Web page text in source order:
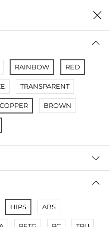
0
RAINBOW RED
TRANSPARENT
BROWN
HIPS ABS